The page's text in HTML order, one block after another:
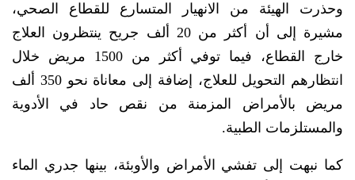
وحذرت الهيئة من الانهيار المتسارع للقطاع الصحي،
مشيرة إلى أن أكثر من 20 ألف جريح ينتظرون العلاج
خارج القطاع، فيما توفي أكثر من 1500 مريض خلال
انتظارهم التحويل للعلاج، إضافة إلى معاناة نحو 350 ألف
مريض بالأمراض المزمنة من نقص حاد في الأدوية
والمستلزمات الطبية.
كما نبهت إلى تفشي الأمراض والأوبئة، بينها جدري الماء